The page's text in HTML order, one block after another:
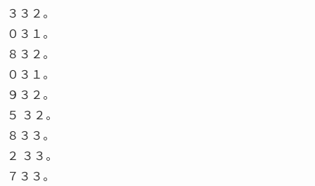
３３２。
０３１。
８３２。
０３１。
９３２。
５ ３２。
８３３。
２ ３３。
７３３。